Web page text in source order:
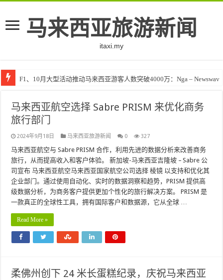
马来西亚旅游新闻
itaxi.my
F1、10月大型活动推动马来西亚游客人数突破4000万：Nga – Newswav
马来西亚航空选择 Sabre PRISM 来优化商务
旅行部门
2024年9月18日 马来西亚旅游新闻 0 327
马来西亚航空与 Sabre PRISM 合作，利用先进的数据分析来改善商务
旅行，从而提高收入和客户体验。 新加坡-马来西亚吉隆坡 – Sabre 公
司宣布 马来西亚航空马来西亚国家航空公司选择 棱镜 以支持和优化其
企业部门。通过使用自动化、实时的数据洞察和趋势，PRISM 提供高
级数据分析，为商务客户提供更加个性化的旅行解决方案。 PRISM 是
一款真正的全球性工具，拥有国际客户和数据源，它从全球 …
Read More »
柔佛州创下 24 米长蛋糕纪录，庆祝马来西亚